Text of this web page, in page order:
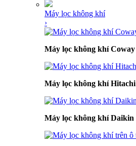
Máy lọc không khí
›
Máy lọc không khí Coway
Máy lọc không khí Hitachi
Máy lọc không khí Daikin